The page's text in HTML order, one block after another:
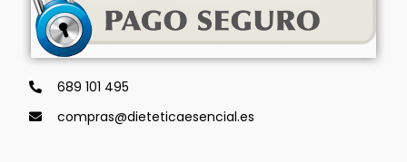
689 101 495
compras@dieteticaesencial.es